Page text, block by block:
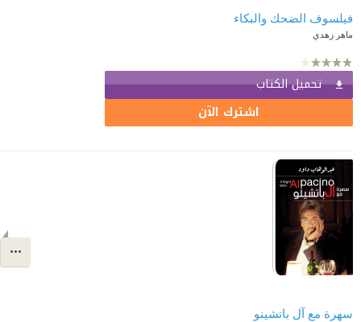
فيلسوف الضحك والبكاء
ماهر زهدي
تحميل الكتاب
اشترك الآن
سهرة مع آل باتشينو